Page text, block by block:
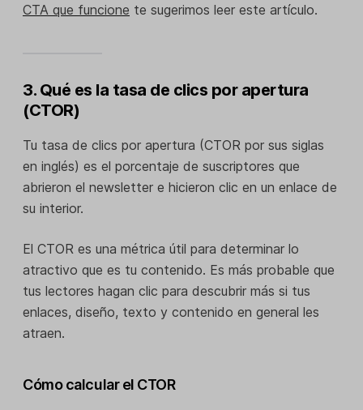
CTA que funcione te sugerimos leer este artículo.
3. Qué es la tasa de clics por apertura
(CTOR)
Tu tasa de clics por apertura (CTOR por sus siglas
en inglés) es el porcentaje de suscriptores que
abrieron el newsletter e hicieron clic en un enlace de
su interior.
El CTOR es una métrica útil para determinar lo
atractivo que es tu contenido. Es más probable que
tus lectores hagan clic para descubrir más si tus
enlaces, diseño, texto y contenido en general les
atraen.
Cómo calcular el CTOR